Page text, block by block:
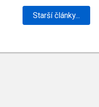
Starší články...